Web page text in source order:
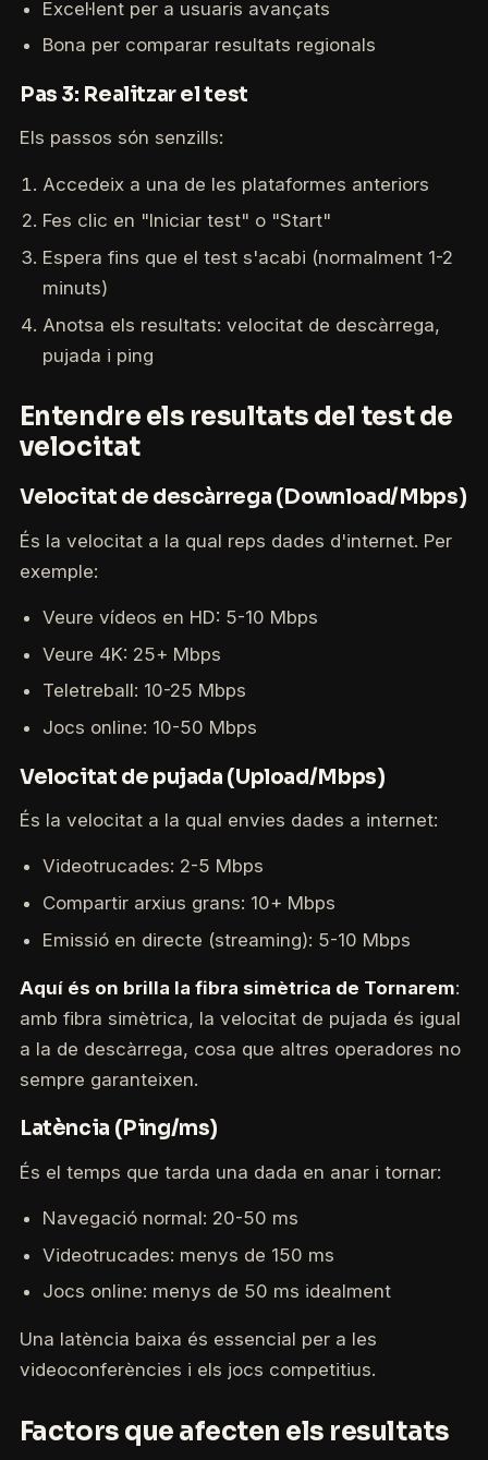
Excel·lent per a usuaris avançats
Bona per comparar resultats regionals
Pas 3: Realitzar el test
Els passos són senzills:
Accedeix a una de les plataformes anteriors
Fes clic en "Iniciar test" o "Start"
Espera fins que el test s'acabi (normalment 1-2
minuts)
Anotsa els resultats: velocitat de descàrrega,
pujada i ping
Entendre els resultats del test de
velocitat
Velocitat de descàrrega (Download/Mbps)
És la velocitat a la qual reps dades d'internet. Per
exemple:
Veure vídeos en HD: 5-10 Mbps
Veure 4K: 25+ Mbps
Teletreball: 10-25 Mbps
Jocs online: 10-50 Mbps
Velocitat de pujada (Upload/Mbps)
És la velocitat a la qual envies dades a internet:
Videotrucades: 2-5 Mbps
Compartir arxius grans: 10+ Mbps
Emissió en directe (streaming): 5-10 Mbps
Aquí és on brilla la fibra simètrica de Tornarem:
amb fibra simètrica, la velocitat de pujada és igual
a la de descàrrega, cosa que altres operadores no
sempre garanteixen.
Latència (Ping/ms)
És el temps que tarda una dada en anar i tornar:
Navegació normal: 20-50 ms
Videotrucades: menys de 150 ms
Jocs online: menys de 50 ms idealment
Una latència baixa és essencial per a les
videoconferències i els jocs competitius.
Factors que afecten els resultats